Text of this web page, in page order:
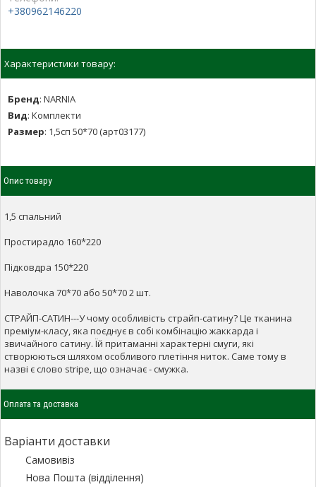
+380962146220
Характеристики товару:
Бренд: NARNIA
Вид: Комплекти
Размер: 1,5сп 50*70 (арт03177)
Опис товару
1,5 спальний
Простирадло 160*220
Підковдра 150*220
Наволочка 70*70 або 50*70 2 шт.
СТРАЙП-САТИН---У чому особливість страйп-сатину? Це тканина
преміум-класу, яка поєднує в собі комбінацію жаккарда і
звичайного сатину. Їй притаманні характерні смуги, які
створюються шляхом особливого плетіння ниток. Саме тому в
назві є слово stripe, що означає - смужка.
Оплата та доставка
Варіанти доставки
Самовивіз
Нова Пошта (відділення)